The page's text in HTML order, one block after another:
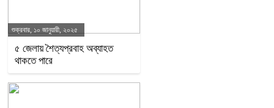
শুক্রবার, ১০ জানুয়ারী, ২০২৫
৫ জেলায় শৈত্যপ্রবাহ অব্যাহত
থাকতে পারে